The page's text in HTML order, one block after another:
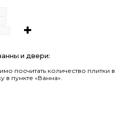
и двери:
посчитать количество плитки в
в пункте «Ванна».